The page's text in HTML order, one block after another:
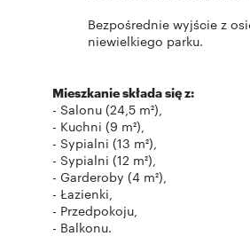
Bezpośrednie wyjście z
niewielkiego parku.
Mieszkanie składa się z:
- Salonu (24,5 m²),
- Kuchni (9 m²),
- Sypialni (13 m²),
- Sypialni (12 m²),
- Garderoby (4 m²),
- Łazienki,
- Przedpokoju,
- Balkonu.